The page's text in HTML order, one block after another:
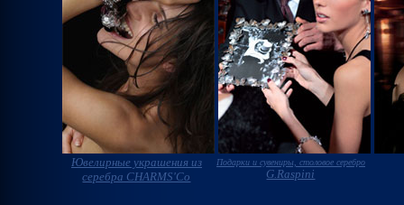
Ювелирные украшения из
серебра CHARMS'Co
Подарки и сувениры, столовое серебро
G.Raspini